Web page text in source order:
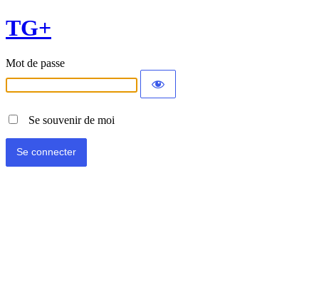
TG+
Mot de passe
Se souvenir de moi